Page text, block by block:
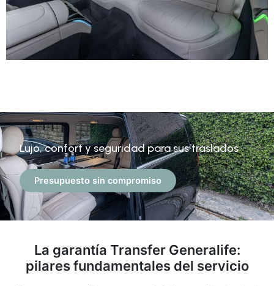
Lujo, confort y seguridad para sus traslados
Presupuesto sin compromiso
La garantía Transfer Generalife:
pilares fundamentales del servicio